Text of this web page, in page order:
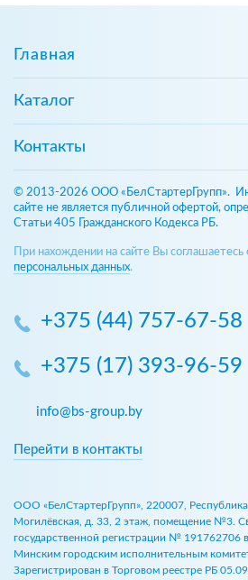
Главная
Каталог
Контакты
© 2013-2026 ООО «БелСтартерГрупп».
сайте не является публичной офертой,
Статьи 405 Гражданского Кодекса РБ.
При нахождении на сайте Вы соглашаетесь
персональных данных.
+375 (44) 757-67-58
+375 (17) 393-96-59
info@bs-group.by
Перейти в контакты
ООО «БелСтартерГрупп», 220007, Республика
Могилёвская, д. 33, 2 этаж, помещение №3.
государственной регистрации № 191762706
Минским городским исполнительным
Зарегистрирован в Торговом реестре РБ